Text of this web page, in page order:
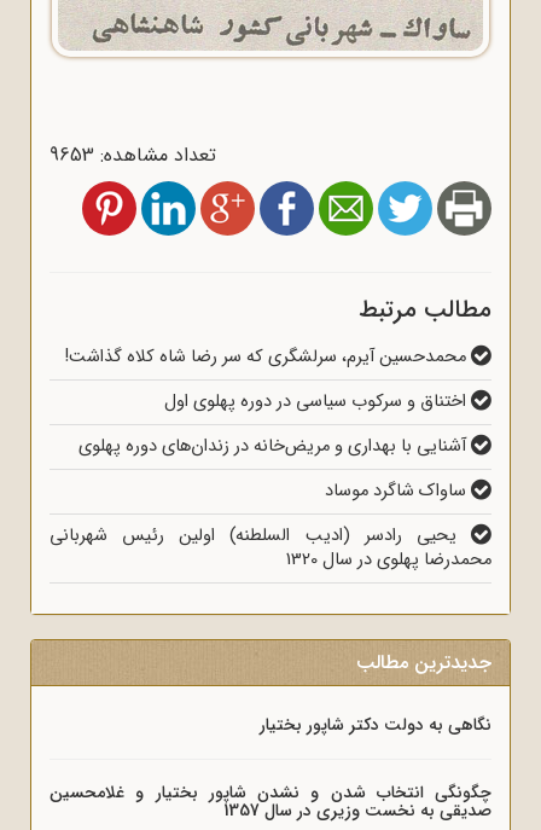
تعداد مشاهده: 9653
مطالب مرتبط
محمدحسین آیرم، سرلشگری که سر رضا شاه کلاه گذاشت!
اختناق و سرکوب سیاسی در دوره پهلوی اول
آشنایی با بهداری و مریض‌خانه در زندان‌های دوره پهلوی
ساواک شاگرد موساد
یحیی رادسر (ادیب السلطنه) اولین رئیس شهربانی
محمدرضا پهلوی در سال 1320
جدیدترین مطالب
نگاهی به دولت دکتر شاپور بختیار
چگونگی انتخاب شدن و نشدن شاپور بختیار و غلامحسین
صدیقی به نخست وزیری در سال 1357